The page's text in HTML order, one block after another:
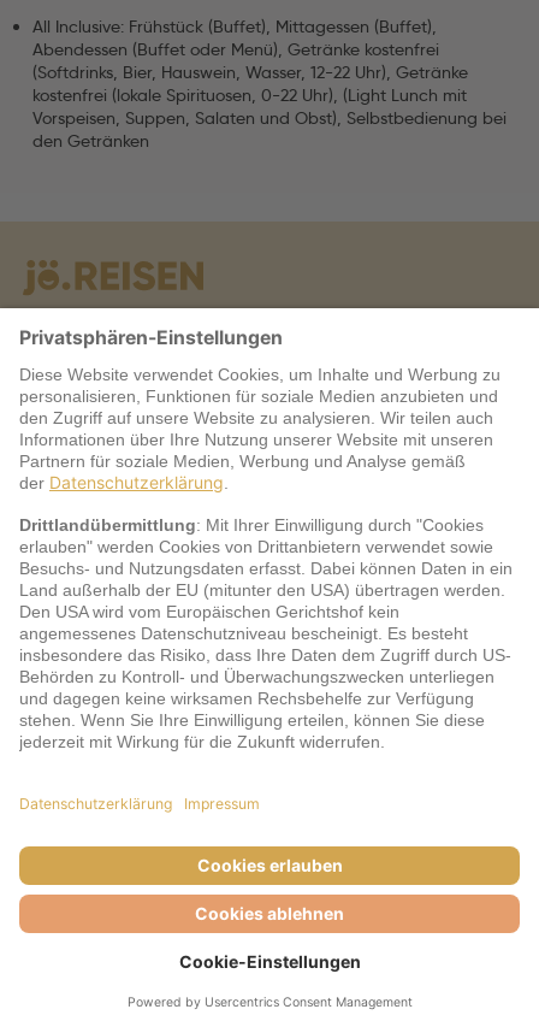
All Inclusive: Frühstück (Buffet), Mittagessen (Buffet),
Abendessen (Buffet oder Menü), Getränke kostenfrei
(Softdrinks, Bier, Hauswein, Wasser, 12-22 Uhr), Getränke
kostenfrei (lokale Spirituosen, 0-22 Uhr), (Light Lunch mit
Vorspeisen, Suppen, Salaten und Obst), Selbstbedienung bei
den Getränken
Warum jö?
Service
jö Bonus Club Partner
Zahlungsarten & Sicherheit
AGB
Datenschutz